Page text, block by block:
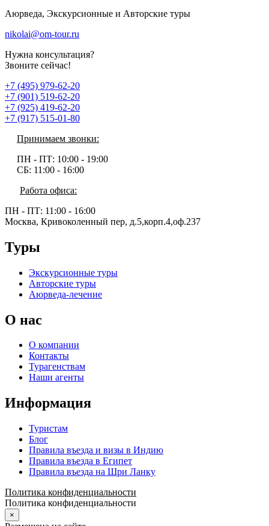
Аюрведа, Экскурсионные и Авторские туры
nikolai@om-tour.ru
Нужна консультация?
Звоните сейчас!
+7 (495) 979-62-20
+7 (901) 519-62-20
+7 (925) 419-62-20
+7 (917) 515-01-80
Принимаем звонки:
ПН - ПТ: 10:00 - 19:00
СБ: 11:00 - 16:00
Работа офиса:
ПН - ПТ: 11:00 - 16:00
Москва, Кривоколенный пер, д.5,корп.4,оф.237
Туры
Экскурсионные туры
Авторские туры
Аюрведа-лечение
О нас
О компании
Контакты
Турагенствам
Наши агенты
Информация
Туристам
Блог
Правила въезда и визы в Индию
Правила въезда в Египет
Правила въезда на Шри Ланку
Политика конфиденциальности
Политика конфиденциальности
×